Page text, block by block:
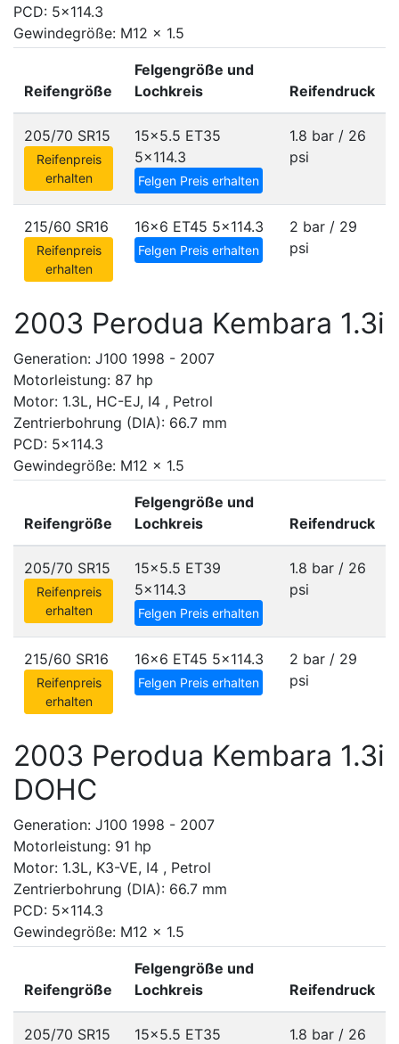
PCD: 5x114.3
Gewindegröße: M12 x 1.5
Reifengröße
Felgengröße und
Lochkreis
Reifendruck
205/70 SR15
Reifenpreis
erhalten
15x5.5 ET35
5x114.3
Felgen Preis erhalten
1.8 bar / 26
psi
215/60 SR16
Reifenpreis
erhalten
16x6 ET45 5x114.3
Felgen Preis erhalten
2 bar / 29
psi
2003 Perodua Kembara 1.3i
Generation: J100 1998 - 2007
Motorleistung: 87 hp
Motor: 1.3L, HC-EJ, I4 , Petrol
Zentrierbohrung (DIA): 66.7 mm
PCD: 5x114.3
Gewindegröße: M12 x 1.5
Reifengröße
Felgengröße und
Lochkreis
Reifendruck
205/70 SR15
Reifenpreis
erhalten
15x5.5 ET39
5x114.3
Felgen Preis erhalten
1.8 bar / 26
psi
215/60 SR16
Reifenpreis
erhalten
16x6 ET45 5x114.3
Felgen Preis erhalten
2 bar / 29
psi
2003 Perodua Kembara 1.3i
DOHC
Generation: J100 1998 - 2007
Motorleistung: 91 hp
Motor: 1.3L, K3-VE, I4 , Petrol
Zentrierbohrung (DIA): 66.7 mm
PCD: 5x114.3
Gewindegröße: M12 x 1.5
Reifengröße
Felgengröße und
Lochkreis
Reifendruck
205/70 SR15
15x5.5 ET35
1.8 bar / 26